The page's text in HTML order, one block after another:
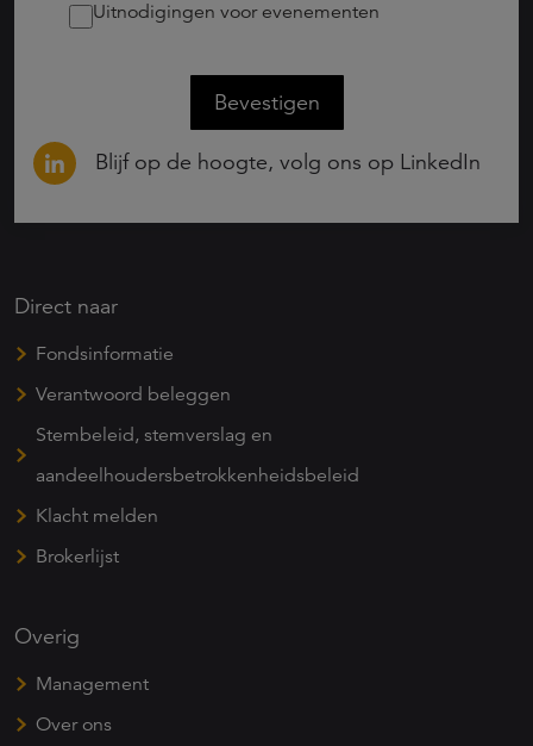
Uitnodigingen voor evenementen
Bevestigen
Blijf op de hoogte, volg ons op LinkedIn
Direct naar
Fondsinformatie
Verantwoord beleggen
Stembeleid, stemverslag en
aandeelhoudersbetrokkenheidsbeleid
Klacht melden
Brokerlijst
Overig
Management
Over ons